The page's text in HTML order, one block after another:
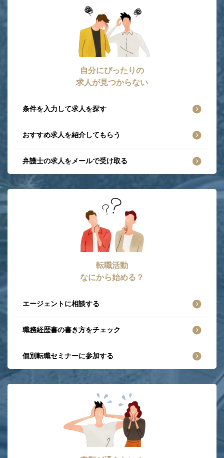
自分にぴったりの
求人が見つからない
条件を入力して求人を探す
おすすめ求人を紹介してもらう
弁護士の求人をメールで受け取る
転職活動
なにから始める？
エージェントに相談する
職務経歴書の書き方をチェック
個別転職セミナーに参加する